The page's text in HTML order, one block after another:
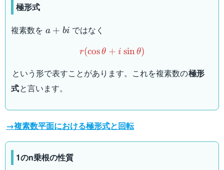
極形式
複素数を a+bi
a + bi ではなく
r(cosθ + i sinθ)
という形で表すことがあります。これを複素数の極形
式と言います。
→複素数平面における極形式と回転
1のn乗根の性質